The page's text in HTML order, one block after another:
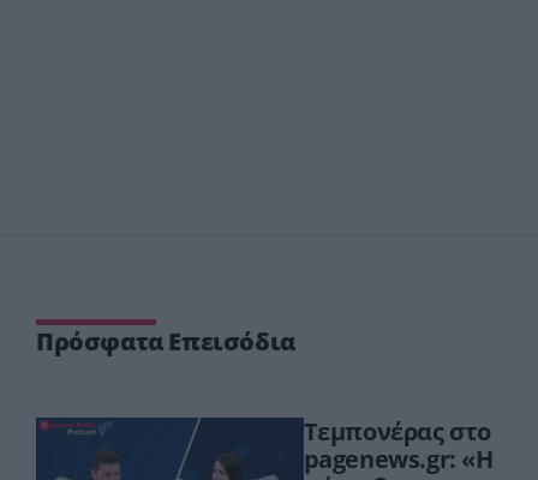
Πρόσφατα Επεισόδια
Τεμπονέρας στο
pagenews.gr: «Η